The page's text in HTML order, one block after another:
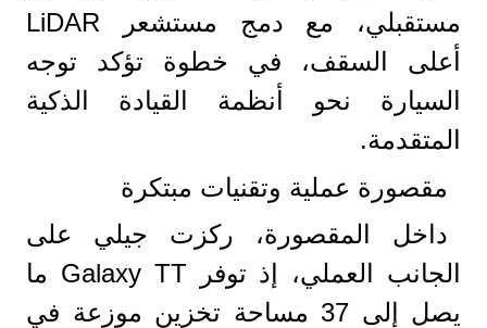
مستقبلي، مع دمج مستشعر LiDAR
أعلى السقف، في خطوة تؤكد توجه
السيارة نحو أنظمة القيادة الذكية
المتقدمة.
مقصورة عملية وتقنيات مبتكرة
داخل المقصورة، ركزت جيلي على
الجانب العملي، إذ توفر Galaxy TT ما
يصل إلى 37 مساحة تخزين موزعة في